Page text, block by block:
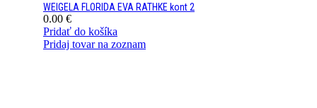
WEIGELA FLORIDA EVA RATHKE kont 2
0.00 €
Pridať do košíka
Pridaj tovar na zoznam